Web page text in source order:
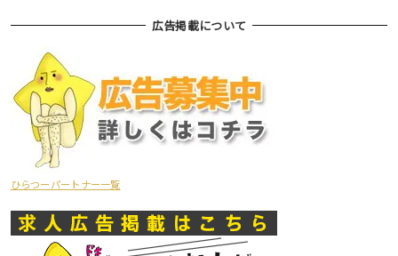
広告掲載について
ひらつーパートナー一覧